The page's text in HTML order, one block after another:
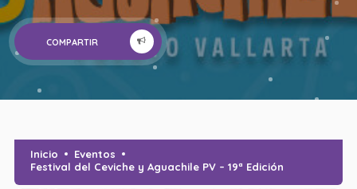
COMPARTIR
Inicio
Eventos
Festival del Ceviche y Aguachile PV – 19ª Edición